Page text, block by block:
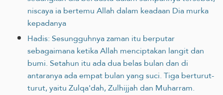
niscaya ia bertemu Allah dalam keadaan Dia murka
kepadanya
Hadis: Sesungguhnya zaman itu berputar
sebagaimana ketika Allah menciptakan langit dan
bumi. Setahun itu ada dua belas bulan dan di
antaranya ada empat bulan yang suci. Tiga berturut-
turut, yaitu Zulqa'dah, Zulhijjah dan Muharram.